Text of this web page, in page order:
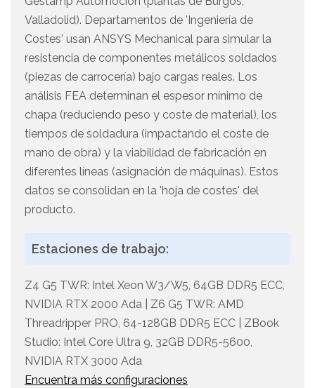
Valladolid). Departamentos de 'Ingeniería de
Costes' usan ANSYS Mechanical para simular la
resistencia de componentes metálicos soldados
(piezas de carrocería) bajo cargas reales. Los
análisis FEA determinan el espesor mínimo de
chapa (reduciendo peso y coste de material), los
tiempos de soldadura (impactando el coste de
mano de obra) y la viabilidad de fabricación en
diferentes líneas (asignación de máquinas). Estos
datos se consolidan en la 'hoja de costes' del
producto.
Estaciones de trabajo:
Z4 G5 TWR: Intel Xeon W3/W5, 64GB DDR5 ECC,
NVIDIA RTX 2000 Ada | Z6 G5 TWR: AMD
Threadripper PRO, 64-128GB DDR5 ECC | ZBook
Studio: Intel Core Ultra 9, 32GB DDR5-5600,
NVIDIA RTX 3000 Ada
Encuentra más configuraciones